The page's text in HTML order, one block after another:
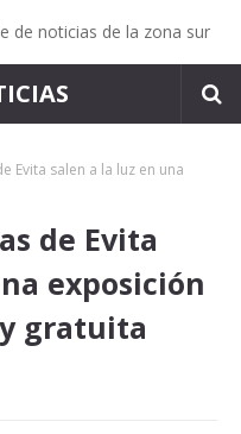
de noticias de la zona sur
Evita salen a la luz en una
de Evita
exposición
gratuita